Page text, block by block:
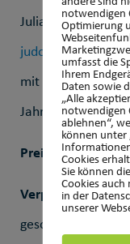
Julian Kipfmüller
judo@tvwehen.de
mit Angaben von
Jahrgang,
Preise : Die Plätze
Verpflegung: Für
gesorgt
notwendigen
Optimierung
umfasst die
Ihrem
Daten sowie
„Alle
notwendigen
ablehnen“,
können unter
Cookies
Sie können
Cookies auch
in der
unserer